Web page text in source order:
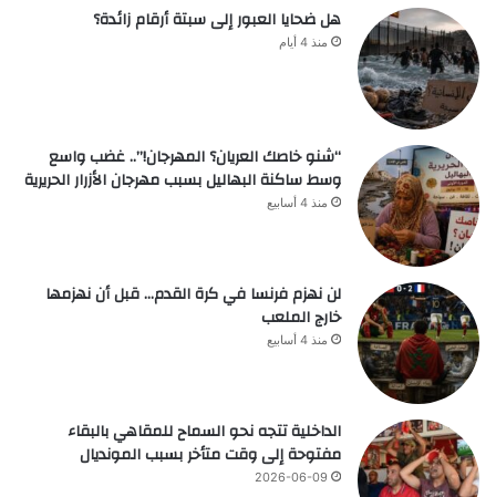
هل ضحايا العبور إلى سبتة أرقام زائدة؟
منذ 4 أيام
“شنو خاصك العريان؟ المهرجان!”.. غضب واسع
وسط ساكنة البهاليل بسبب مهرجان الأزرار الحريرية
منذ 4 أسابيع
لن نهزم فرنسا في كرة القدم… قبل أن نهزمها
خارج الملعب
منذ 4 أسابيع
الداخلية تتجه نحو السماح للمقاهي بالبقاء
مفتوحة إلى وقت متأخر بسبب المونديال
2026-06-09